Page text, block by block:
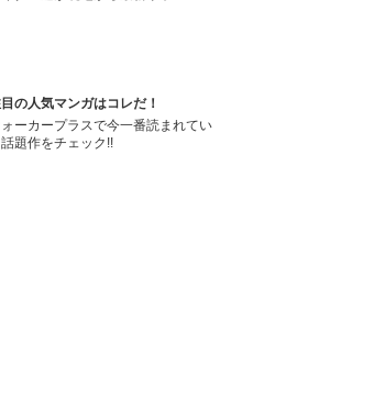
の人気マンガはコレだ！
ーカープラスで今一番読まれてい
題作をチェック!!